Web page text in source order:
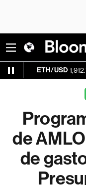
1,912.778 -
de
de